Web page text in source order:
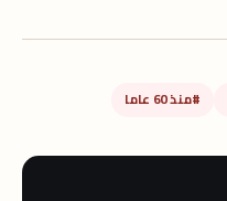
#منذ 60 عاما